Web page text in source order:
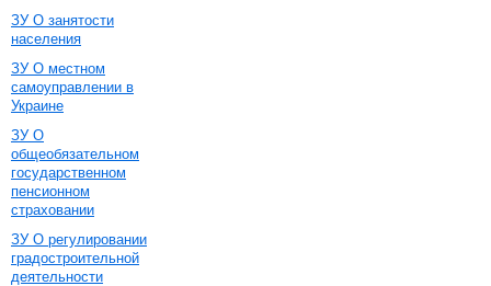
ЗУ О занятости
населения
ЗУ О местном
самоуправлении в
Украине
ЗУ О
общеобязательном
государственном
пенсионном
страховании
ЗУ О регулировании
градостроительной
деятельности